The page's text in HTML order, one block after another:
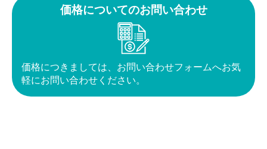
価格についてのお問い合わせ
価格につきましては、お問い合わせフォームへお気
軽にお問い合わせください。